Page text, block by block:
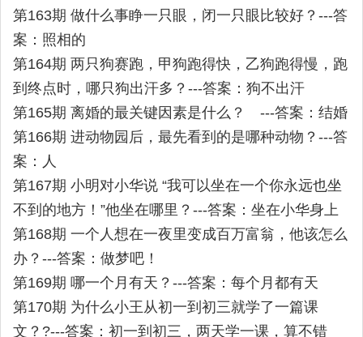
第163期 做什么事睁一只眼，闭一只眼比较好？---答
案：照相的
第164期 两只狗赛跑，甲狗跑得快，乙狗跑得慢，跑
到终点时，哪只狗出汗多？---答案：狗不出汗
第165期 离婚的最关键因素是什么？ ---答案：结婚
第166期 进动物园后，最先看到的是哪种动物？---答
案：人
第167期 小明对小华说 “我可以坐在一个你永远也坐
不到的地方！”他坐在哪里？---答案：坐在小华身上
第168期 一个人想在一夜里变成百万富翁，他该怎么
办？---答案：做梦吧！
第169期 哪一个月有天？---答案：每个月都有天
第170期 为什么小王从初一到初三就学了一篇课
文？?---答案：初一到初三，两天学一课，算不错